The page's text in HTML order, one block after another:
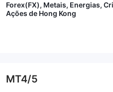
Forex(FX), Metais, Energias,
Ações de Hong Kong
MT4/5